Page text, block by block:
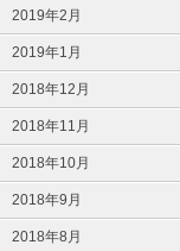
2019年2月
2019年1月
2018年12月
2018年11月
2018年10月
2018年9月
2018年8月